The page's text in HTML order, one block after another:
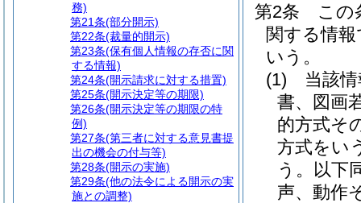
第2条
この
関する情
いう。
(1)
当該
書、図画
的方式そ
方式をい
う。以下
声、動作
務)
第21条(部分開示)
第22条(裁量的開示)
第23条(保有個人情報の存否に関
する情報)
第24条(開示請求に対する措置)
第25条(開示決定等の期限)
第26条(開示決定等の期限の特
例)
第27条(第三者に対する意見書提
出の機会の付与等)
第28条(開示の実施)
第29条(他の法令による開示の実
施との調整)